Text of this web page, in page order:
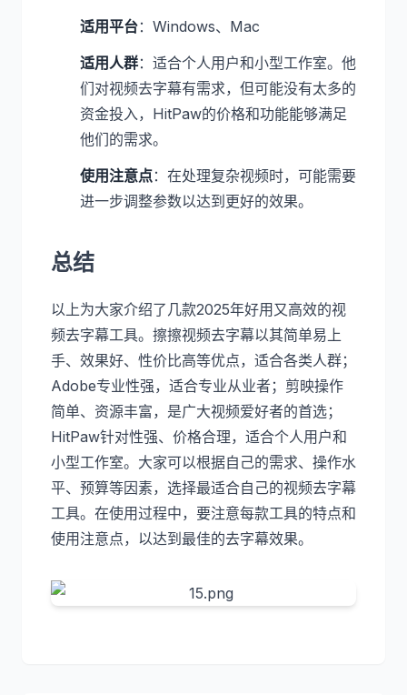
适用平台：Windows、Mac
适用人群：适合个人用户和小型工作室。他
们对视频去字幕有需求，但可能没有太多的
资金投入，HitPaw的价格和功能能够满足
他们的需求。
使用注意点：在处理复杂视频时，可能需要
进一步调整参数以达到更好的效果。
总结
以上为大家介绍了几款2025年好用又高效的视
频去字幕工具。擦擦视频去字幕以其简单易上
手、效果好、性价比高等优点，适合各类人群；
Adobe专业性强，适合专业从业者；剪映操作
简单、资源丰富，是广大视频爱好者的首选；
HitPaw针对性强、价格合理，适合个人用户和
小型工作室。大家可以根据自己的需求、操作水
平、预算等因素，选择最适合自己的视频去字幕
工具。在使用过程中，要注意每款工具的特点和
使用注意点，以达到最佳的去字幕效果。